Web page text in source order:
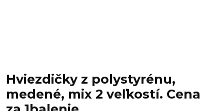
Hviezdičky z polystyrénu,
medené, mix 2 veľkostí. Cena